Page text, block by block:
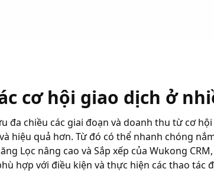
cơ hội giao dịch ở
đa chiều các giai đoạn và doanh thu từ cơ
hiệu quả hơn. Từ đó có thể nhanh chóng
Lọc nâng cao và Sắp xếp của Wukong
hợp với điều kiện và thực hiện các thao tác